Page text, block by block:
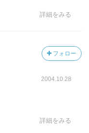
勝りの突っ張ってい
ました。
、自分の家の周りで
あっ、そうそう瀬戸
の見解に対して、つ
あった』が出たのが
詳細をみる
フォロー
2004.10.28
詳細をみる